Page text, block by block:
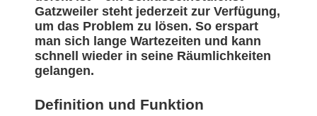
Gatzweiler steht jederzeit zur Verfügung,
um das Problem zu lösen. So erspart
man sich lange Wartezeiten und kann
schnell wieder in seine Räumlichkeiten
gelangen.
Definition und Funktion